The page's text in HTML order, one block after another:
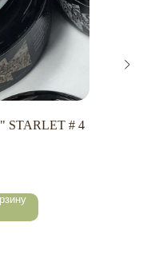
STARLET # 4